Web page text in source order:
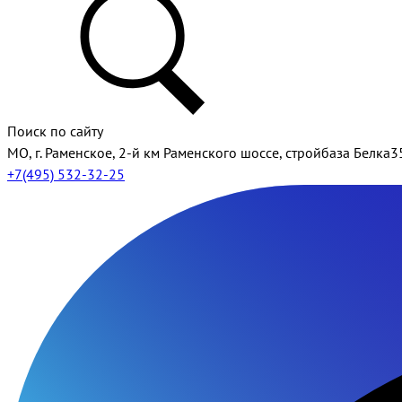
Поиск по сайту
МО, г. Раменское, 2-й км Раменского шоссе, стройбаза
+7(495) 532-32-25